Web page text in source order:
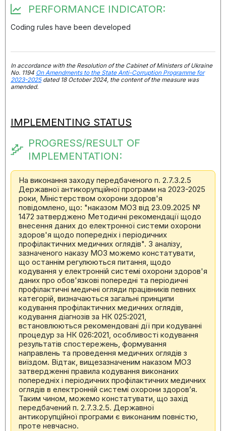
PERFORMANCE INDICATOR:
Coding rules have been developed
In accordance with the Resolution of the Cabinet of Ministers of Ukraine
No. 1194 On Amendments to the State Anti-Corruption Programme for
2023-2025dated 18 October 2024, the content of the measure was
amended.
IMPLEMENTING STATUS
PROGRESS/RESULT OF
IMPLEMENTATION:
На виконання заходу передбаченого п. 2.7.3.2.5
Державної антикорупційної програми на 2023-2025
роки, Міністерством охорони здоров'я
повідомлено, що: "наказом МОЗ від 23.09.2025 №
1472 затверджено Методичні рекомендації щодо
внесення даних до електронної системи охорони
здоров'я щодо попередніх і періодичних
профілактичних медичних оглядів". З аналізу,
зазначеного наказу МОЗ можемо констатувати,
що останнім регулюються питання, щодо
кодування у електронній системі охорони здоров'я
даних про обов'язкові попередні та періодичні
профілактичні медичні огляди працівників певних
категорій, визначаються загальні принципи
кодування профілактичних медичних оглядів,
кодування діагнозів за НК 025:2021,
встановлюються рекомендовані дії при кодуванні
процедур за НК 026:2021, особливості кодування
результатів спостережень, формування
направлень та проведення медичних оглядів з
виїздом. Відтак, вищезазначеним наказом МОЗ
затвердженні правила кодування виконаних
попередніх і періодичних профілактичних медичних
оглядів в електронній системі охорони здоров’я.
Таким чином, можемо констатувати, що захід
передбачений п. 2.7.3.2.5. Державної
антикорупційної програми є виконаним повністю,
проте невчасно.